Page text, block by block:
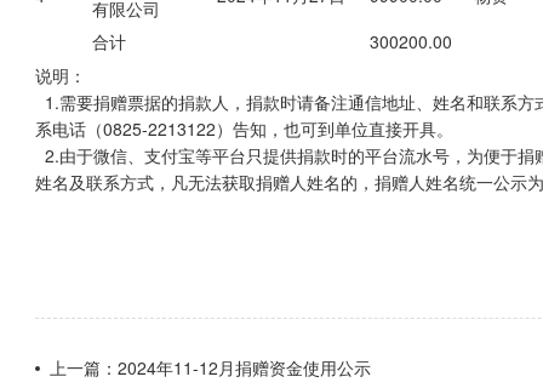
有限公司
合计
300200.00
说明：
1.需要捐赠票据的捐款人，捐款时请备注通信地址、姓名和联系
系电话（0825-2213122）告知，也可到单位直接开具。
2.由于微信、支付宝等平台只提供捐款时的平台流水号，为便于
姓名及联系方式，凡无法获取捐赠人姓名的，捐赠人姓名统一公示
上一篇：2024年11-12月捐赠资金使用公示